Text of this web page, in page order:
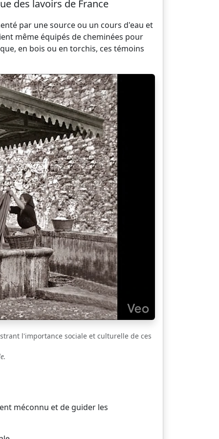
des lavoirs de France
par une source ou un cours d'eau et
même équipés de cheminées pour
en bois ou en torchis, ces témoins
l'importance sociale et culturelle de ces
méconnu et de guider les